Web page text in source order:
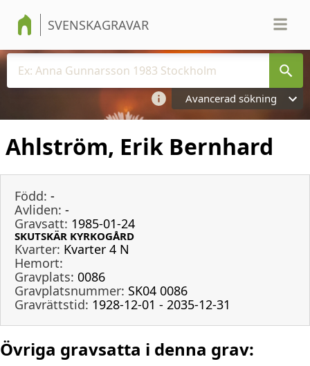
SVENSKAGRAVAR
Avancerad sökning
Ahlström, Erik Bernhard
Född: -
Avliden: -
Gravsatt: 1985-01-24
SKUTSKÄR KYRKOGÅRD
Kvarter: Kvarter 4 N
Hemort:
Gravplats: 0086
Gravplatsnummer: SK04 0086
Gravrättstid: 1928-12-01 - 2035-12-31
Övriga gravsatta i denna grav: